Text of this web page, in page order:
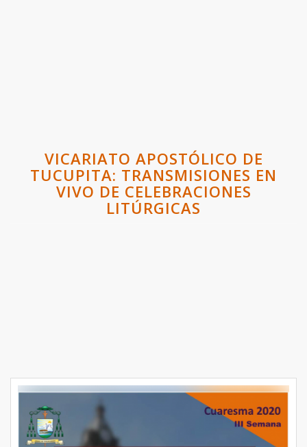
VICARIATO APOSTÓLICO DE
TUCUPITA: TRANSMISIONES EN
VIVO DE CELEBRACIONES
LITÚRGICAS